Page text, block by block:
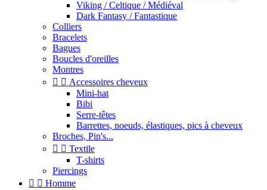
Viking / Celtique / Médiéval
Dark Fantasy / Fantastique
Colliers
Bracelets
Bagues
Boucles d'oreilles
Montres
  Accessoires cheveux
Mini-hat
Bibi
Serre-têtes
Barrettes, noeuds, élastiques, pics à cheveux
Broches, Pin's...
  Textile
T-shirts
Piercings
  Homme